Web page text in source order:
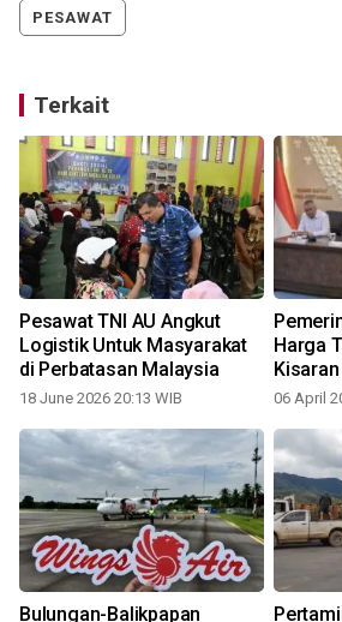
PESAWAT
Terkait
Pesawat TNI AU Angkut
Logistik Untuk Masyarakat
di Perbatasan Malaysia
18 June 2026 20:13 WIB
Harga
06 April
Bulungan-Balikpapan